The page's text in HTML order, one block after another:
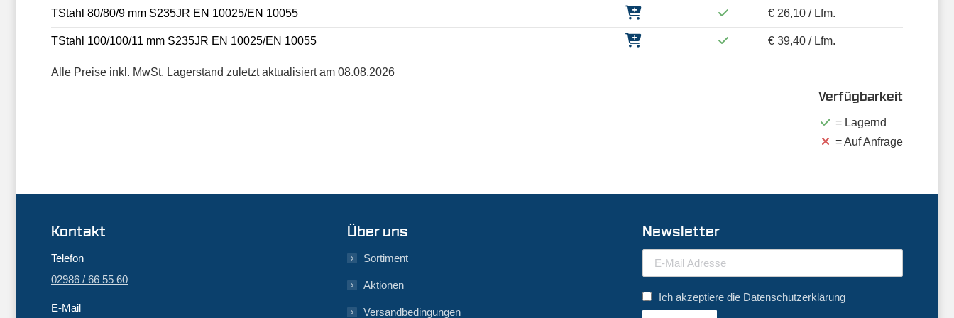
TStahl 80/80/9 mm S235JR EN 10025/EN 10055 € 26,10 / Lfm.
TStahl 100/100/11 mm S235JR EN 10025/EN 10055 € 39,40 / Lfm.
Alle Preise inkl. MwSt. Lagerstand zuletzt aktualisiert am 08.08.2026
Verfügbarkeit
= Lagernd
= Auf Anfrage
Kontakt
Telefon
02986 / 66 55 60
E-Mail
Über uns
Sortiment
Aktionen
Versandbedingungen
Newsletter
Ich akzeptiere die Datenschutzerklärung